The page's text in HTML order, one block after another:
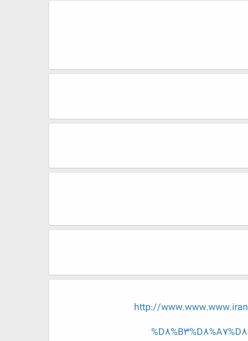
http://www.www.www.iran-